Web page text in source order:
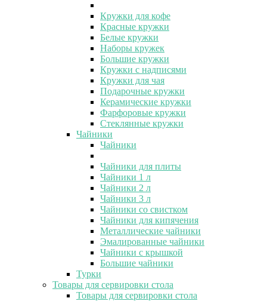
Кружки для кофе
Красные кружки
Белые кружки
Наборы кружек
Большие кружки
Кружки с надписями
Кружки для чая
Подарочные кружки
Керамические кружки
Фарфоровые кружки
Стеклянные кружки
Чайники
Чайники
Чайники для плиты
Чайники 1 л
Чайники 2 л
Чайники 3 л
Чайники со свистком
Чайники для кипячения
Металлические чайники
Эмалированные чайники
Чайники с крышкой
Большие чайники
Турки
Товары для сервировки стола
Товары для сервировки стола